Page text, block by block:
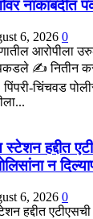
नाकाबंदीत
6, 2026 0
आरोपीला
पकडले ✍️ नितीन
चिंचवड
हद्दीत
न
6, 2026 0
हद्दीत